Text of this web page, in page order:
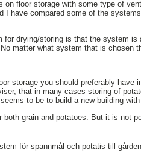
floor storage with some type of
have compared some of the
drying/storing is that the system is
matter what system that is chosen
storage you should preferably have
that in many cases storing of
to be to build a new building
grain and potatoes. But it is not
för spannmål och potatis till